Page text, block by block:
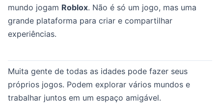
mundo jogam Roblox. Não é só um jogo, mas uma
grande plataforma para criar e compartilhar
experiências.
Muita gente de todas as idades pode fazer seus
próprios jogos. Podem explorar vários mundos e
trabalhar juntos em um espaço amigável.